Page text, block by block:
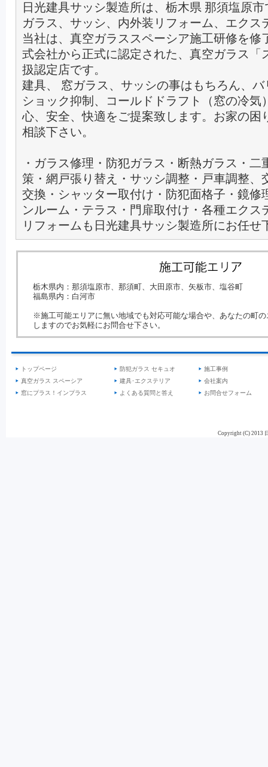
日光建具サッシ製造所は、栃木県 那須塩原
ガラス、サッシ、内外装リフォーム、エクス
当社は、真空ガラススペーシア施工研修を修
式会社から正式に認定された、真空ガラス「
扱認定店です。
建具、 窓ガラス、サッシの事はもちろん、
ショック抑制、コールドドラフト（窓の冷気
心、安全、快適をご提案致します。お家の困
相談下さい。
・ガラス修理・防犯ガラス・断熱ガラス・二
策・網戸張り替え・サッシ調整・戸車調整、
交換・シャッター取付け・防犯面格子・鏡修
ンルーム・テラス・門扉取付け・各種エクス
リフォームも日光建具サッシ製造所にお任せ
栃木県内：那須塩原市、那須町、大田原市、矢板市、塩谷町
福島県内：白河市
※施工可能エリアに無い地域でも対応可能な場合や、あなたの町
しますのでお気軽にお問合せ下さい。
トップページ 防犯ガラス セキュオ
施工事例
真空ガラス スペーシア
建具･エクステリア
会社案内
窓にプラス！インプラス
よくある質問と答え お問合せフォーム
Copyright (C) 2013